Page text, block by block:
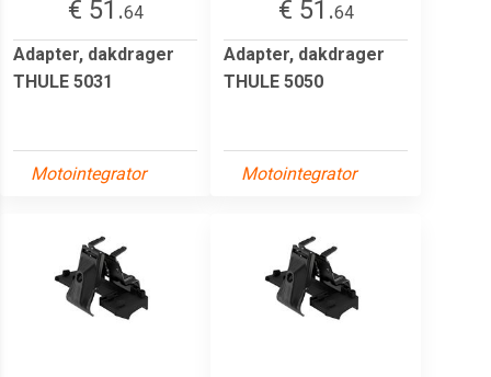
€ 51.64
Adapter, dakdrager
THULE 5031
Motointegrator
€ 51.64
Adapter, dakdrager
THULE 5050
Motointegrator